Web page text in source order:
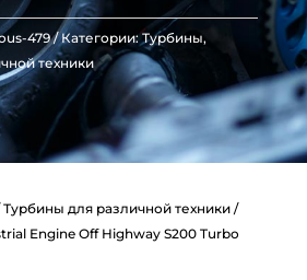
479 Категории:Турбины,
техники
Турбины для различной техники/
Engine Off Highway S200 Turbo